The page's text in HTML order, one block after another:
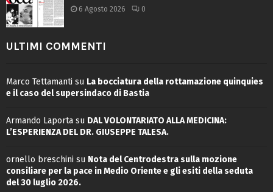
6 Agosto 2026 0
ULTIMI COMMENTI
Marco Tettamanti su La bocciatura della rottamazione quinquies
e il caso del supersindaco di Bastia
Armando Laporta su DAL VOLONTARIATO ALLA MEDICINA:
L’ESPERIENZA DEL DR. GIUSEPPE TALESA.
ornello breschini su Nota del Centrodestra sulla mozione
consiliare per la pace in Medio Oriente e gli esiti della seduta
del 30 luglio 2026.